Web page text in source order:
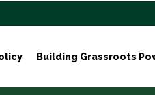
Building Grassroots